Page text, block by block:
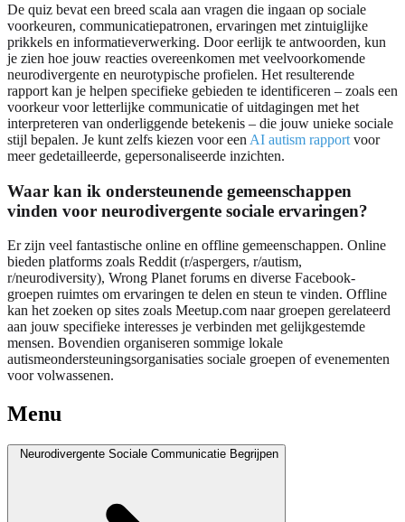
De quiz bevat een breed scala aan vragen die ingaan op sociale
voorkeuren, communicatiepatronen, ervaringen met zintuiglijke
prikkels en informatieverwerking. Door eerlijk te antwoorden, kun
je zien hoe jouw reacties overeenkomen met veelvoorkomende
neurodivergente en neurotypische profielen. Het resulterende
rapport kan je helpen specifieke gebieden te identificeren – zoals een
voorkeur voor letterlijke communicatie of uitdagingen met het
interpreteren van onderliggende betekenis – die jouw unieke sociale
stijl bepalen. Je kunt zelfs kiezen voor een AI autism rapport voor
meer gedetailleerde, gepersonaliseerde inzichten.
Waar kan ik ondersteunende gemeenschappen
vinden voor neurodivergente sociale ervaringen?
Er zijn veel fantastische online en offline gemeenschappen. Online
bieden platforms zoals Reddit (r/aspergers, r/autism,
r/neurodiversity), Wrong Planet forums en diverse Facebook-
groepen ruimtes om ervaringen te delen en steun te vinden. Offline
kan het zoeken op sites zoals Meetup.com naar groepen gerelateerd
aan jouw specifieke interesses je verbinden met gelijkgestemde
mensen. Bovendien organiseren sommige lokale
autismeondersteuningsorganisaties sociale groepen of evenementen
voor volwassenen.
Menu
Neurodivergente Sociale Communicatie Begrijpen